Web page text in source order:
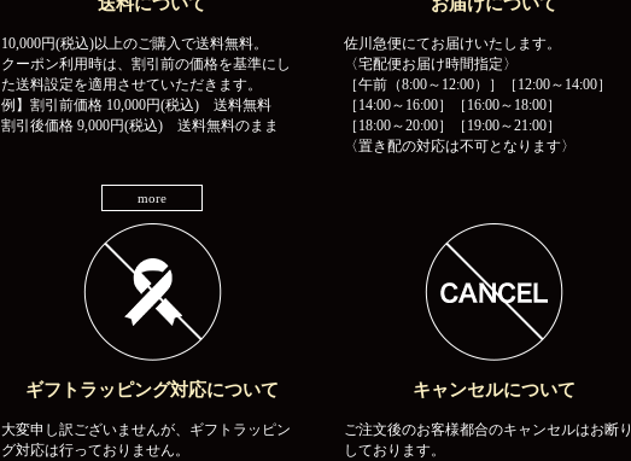
送料について
10,000円(税込)以上のご購入で送料無料。
クーポン利用時は、割引前の価格を基準にし
た送料設定を適用させていただきます。
例】割引前価格 10,000円(税込) 送料無料
割引後価格 9,000円(税込) 送料無料のまま
more
お届けについて
佐川急便にてお届けいたします。
〈宅配便お届け時間指定〉
［午前（8:00～12:00）］［12:00～14:00］
［14:00～16:00］［16:00～18:00］
［18:00～20:00］［19:00～21:00］
〈置き配の対応は不可となります〉
ギフトラッピング対応について
大変申し訳ございませんが、ギフトラッピン
グ対応は行っておりません。
キャンセルについて
ご注文後のお客様都合のキャンセルはお断り
しております。